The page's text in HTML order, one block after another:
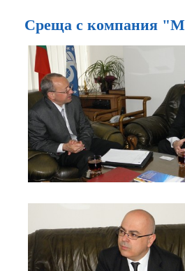
Среща с компания